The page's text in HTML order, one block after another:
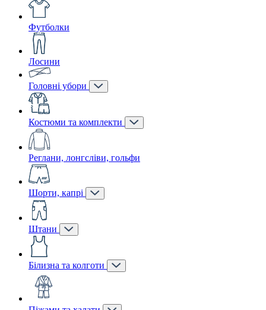
Футболки
Лосини
Головні убори
Костюми та комплекти
Реглани, лонгсліви, гольфи
Шорти, капрі
Штани
Білизна та колготи